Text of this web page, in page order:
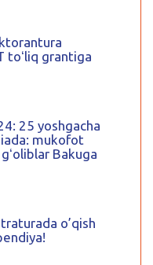
toʻliq grantiga
25 yoshgacha
mukofot
Bakuga
o’qish